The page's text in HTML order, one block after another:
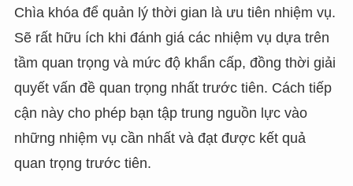
Chìa khóa để quản lý thời gian là ưu tiên nhiệm vụ.
Sẽ rất hữu ích khi đánh giá các nhiệm vụ dựa trên
tầm quan trọng và mức độ khẩn cấp, đồng thời giải
quyết vấn đề quan trọng nhất trước tiên. Cách tiếp
cận này cho phép bạn tập trung nguồn lực vào
những nhiệm vụ cần nhất và đạt được kết quả
quan trọng trước tiên.